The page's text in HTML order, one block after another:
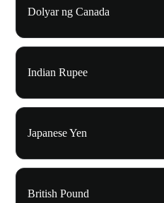
Dolyar ng Canada
Indian Rupee
Japanese Yen
British Pound